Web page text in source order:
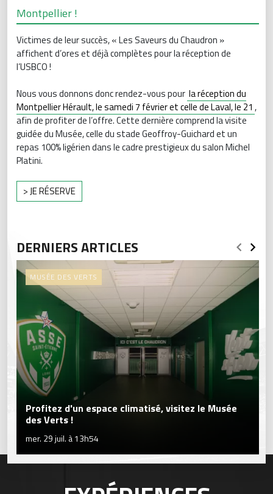
Montpellier !
Victimes de leur succès, « Les Saveurs du Chaudron »
affichent d’ores et déjà complètes pour la réception de
l’USBCO !
Nous vous donnons donc rendez-vous pour la réception du
Montpellier Hérault, le samedi 7 février et celle de Laval, le 21 ,
afin de profiter de l’offre. Cette dernière comprend la visite
guidée du Musée, celle du stade Geoffroy-Guichard et un
repas 100% ligérien dans le cadre prestigieux du salon Michel
Platini.
> JE RÉSERVE
DERNIERS ARTICLES
MUSÉE DES VERTS
Profitez d'un espace climatisé, visitez le Musée
des Verts !
mer. 29 juil. à 13h54